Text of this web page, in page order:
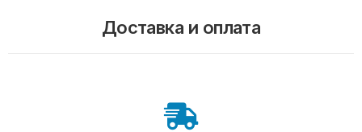
Доставка и оплата